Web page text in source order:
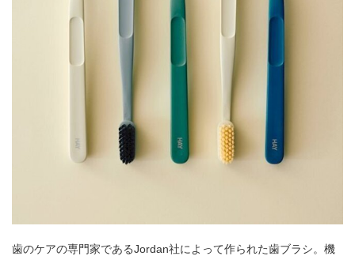
歯のケアの専門家であるJordan社によって作られた歯ブラシ。機